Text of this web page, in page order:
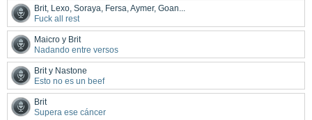
Brit, Lexo, Soraya, Fersa, Aymer, Goan...
Fuck all rest
Maicro y Brit
Nadando entre versos
Brit y Nastone
Esto no es un beef
Brit
Supera ese cáncer